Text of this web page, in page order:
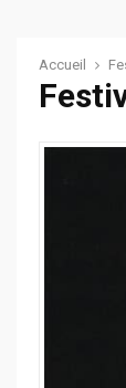
Accueil